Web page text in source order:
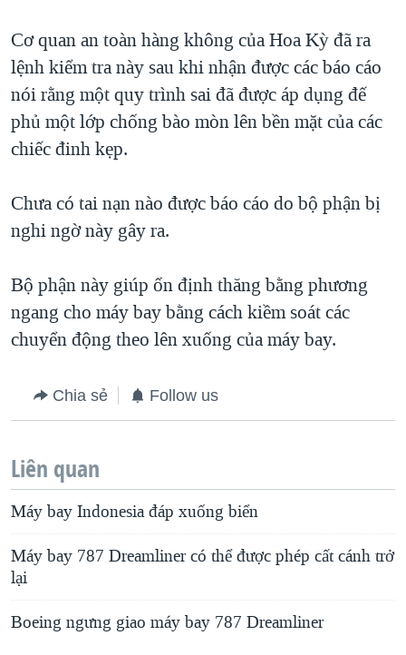
Cơ quan an toàn hàng không của Hoa Kỳ đã ra
lệnh kiểm tra này sau khi nhận được các báo cáo
nói rằng một quy trình sai đã được áp dụng đế
phủ một lớp chống bào mòn lên bền mặt của các
chiếc đinh kẹp.
Chưa có tai nạn nào được báo cáo do bộ phận bị
nghi ngờ này gây ra.
Bộ phận này giúp ổn định thăng bằng phương
ngang cho máy bay bằng cách kiềm soát các
chuyển động theo lên xuống của máy bay.
Chia sẻ Follow us
Liên quan
Máy bay Indonesia đáp xuống biển
Máy bay 787 Dreamliner có thể được phép cất cánh trở
lại
Boeing ngưng giao máy bay 787 Dreamliner